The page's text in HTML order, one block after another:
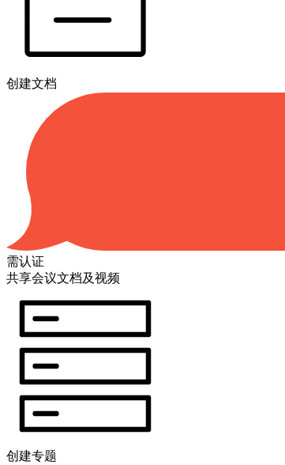
创建文档
需认证
共享会议文档及视频
创建专题